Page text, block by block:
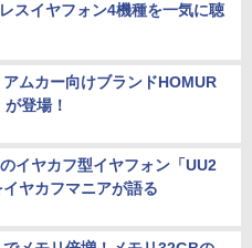
スイヤフォン4機種を一気に聴
ムカー向けブランドHOMUR
登場！
イヤカフ型イヤフォン「UU2
ヤカフマニアが語る